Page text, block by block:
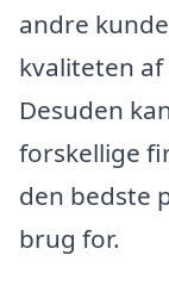
andre
kvaliteten
Desuden
forskellige
den bedste
brug for.